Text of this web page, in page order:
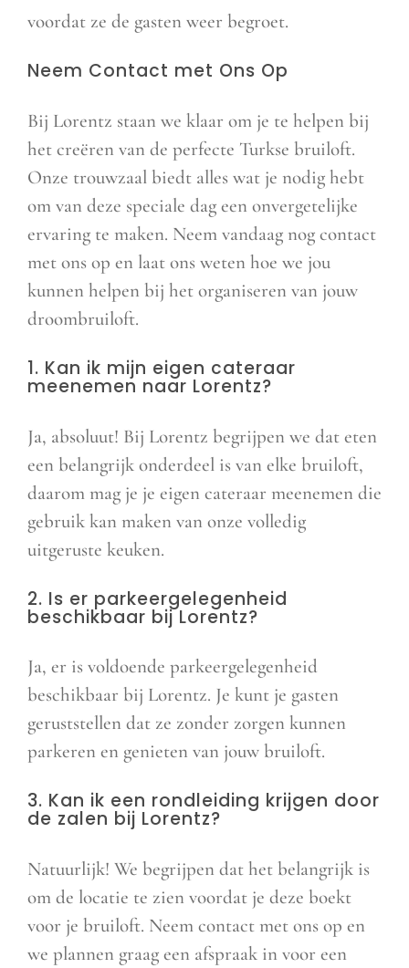
voordat ze de gasten weer begroet.
Neem Contact met Ons Op
Bij Lorentz staan we klaar om je te helpen bij
het creëren van de perfecte Turkse bruiloft.
Onze trouwzaal biedt alles wat je nodig hebt
om van deze speciale dag een onvergetelijke
ervaring te maken. Neem vandaag nog contact
met ons op en laat ons weten hoe we jou
kunnen helpen bij het organiseren van jouw
droombruiloft.
1. Kan ik mijn eigen cateraar
meenemen naar Lorentz?
Ja, absoluut! Bij Lorentz begrijpen we dat eten
een belangrijk onderdeel is van elke bruiloft,
daarom mag je je eigen cateraar meenemen die
gebruik kan maken van onze volledig
uitgeruste keuken.
2. Is er parkeergelegenheid
beschikbaar bij Lorentz?
Ja, er is voldoende parkeergelegenheid
beschikbaar bij Lorentz. Je kunt je gasten
geruststellen dat ze zonder zorgen kunnen
parkeren en genieten van jouw bruiloft.
3. Kan ik een rondleiding krijgen door
de zalen bij Lorentz?
Natuurlijk! We begrijpen dat het belangrijk is
om de locatie te zien voordat je deze boekt
voor je bruiloft. Neem contact met ons op en
we plannen graag een afspraak in voor een